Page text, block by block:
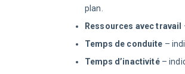
plan.
Ressources avec travail
Temps de conduite –
Temps d’inactivité–